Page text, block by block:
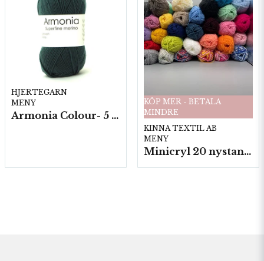
HJERTEGARN
MENY
Armonia Colour- 5 härv/fp. a100 g.
KÖP MER - BETALA
MINDRE
KINNA TEXTIL AB
MENY
Minicryl 20 nystan a25g./fp.